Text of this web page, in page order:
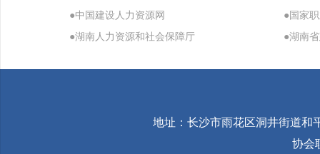
●中国建设人力资源网
●国家
●湖南人力资源和社会保障厅
●湖南
地址：长沙市雨花区洞井街道和
协会